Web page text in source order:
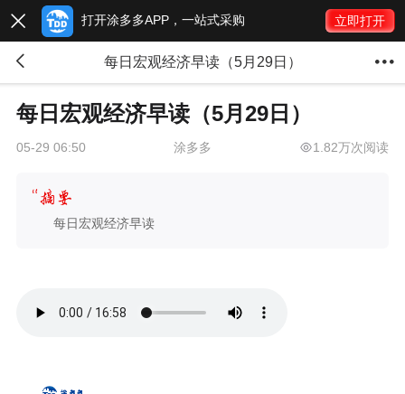
 打开涂多多APP，一站式采购 立即打开
 每日宏观经济早读（5月29日） 
每日宏观经济早读（5月29日）
05-29 06:50 涂多多 1.82万次阅读
每日宏观经济早读